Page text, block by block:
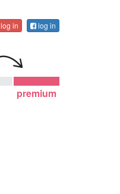
log in log in
premium